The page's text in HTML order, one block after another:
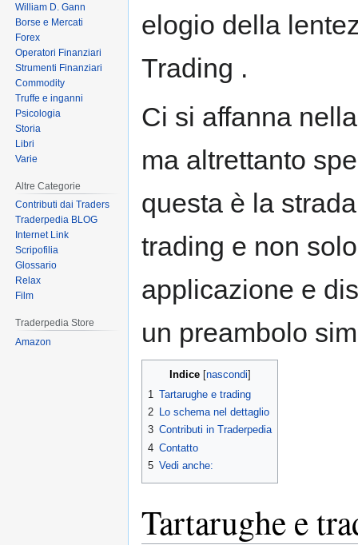
elogio della
Trading .
Ci si affanna
ma altrettanto
questa è la
trading e non
applicazione e
un preambolo
Indice
1 Tartarughe e trading
2
Lo schema nel dettaglio
3 Contributi in Traderpedia
4 Contatto
5 Vedi anche:
Tartarughe e
William D. Gann
Borse e Mercati
Forex
Operatori Finanziari
Strumenti Finanziari
Commodity
Truffe e inganni
Psicologia
Storia
Libri
Varie
Altre Categorie
Contributi dai Traders
Traderpedia BLOG
Internet Link
Scripofilia
Glossario
Relax
Film
Traderpedia Store
Amazon